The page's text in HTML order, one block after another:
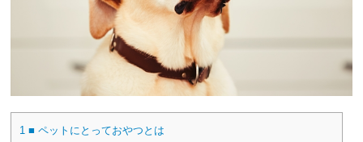
1 ■ ペットにとっておやつとは